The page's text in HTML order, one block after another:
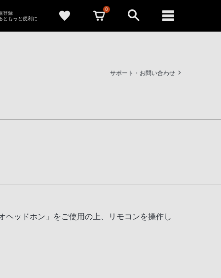
登録
ともっと便利に
0
サポート・お問い合わせ
ッドホン」をご使用の上、リモコンを操作し